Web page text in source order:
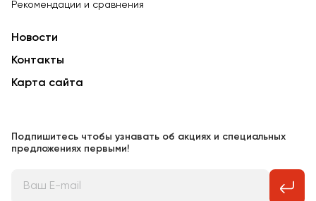
Рекомендации и сравнения
Новости
Контакты
Карта сайта
Подпишитесь чтобы узнавать об акциях и специальных
предложениях первыми!